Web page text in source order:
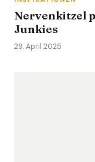
Nervenkitzel
Junkies
29. April 2025